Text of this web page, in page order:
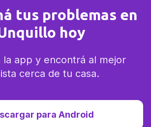
tus problemas en
hoy
la app y encontrá al mejor
cerca de tu casa.
para Android